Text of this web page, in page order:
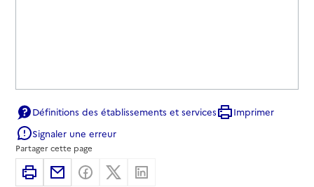
Définitions des établissements et services
Imprimer
Signaler une erreur
Partager cette page
ImprimerPartager par email
Partager sur Facebook
Partager sur X